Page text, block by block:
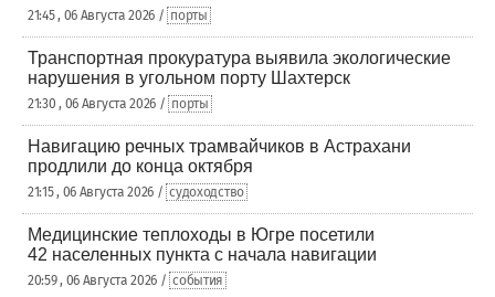
21:45 , 06 Августа 2026 / порты
Транспортная прокуратура выявила экологические
нарушения в угольном порту Шахтерск
21:30 , 06 Августа 2026 / порты
Навигацию речных трамвайчиков в Астрахани
продлили до конца октября
21:15 , 06 Августа 2026 / судоходство
Медицинские теплоходы в Югре посетили
42 населенных пункта с начала навигации
20:59 , 06 Августа 2026 / события